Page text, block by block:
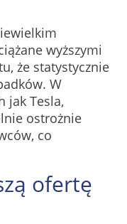
wyższymi
że statystycznie
W
jak Tesla,
ostrożnie
co
ofertę